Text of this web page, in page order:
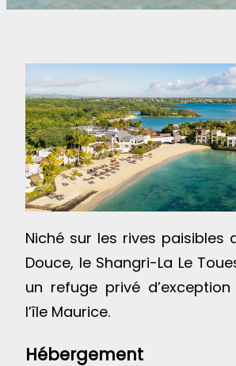
Niché sur les rives paisibles
Douce, le Shangri-La Le
un refuge privé
l’île Maurice.
Hébergement